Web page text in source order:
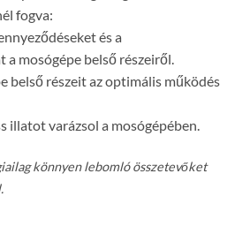
fogva:
és a
a mosógépe belső részeiről.
belső részeit az optimális működés
illatot varázsol a mosógépében.
könnyen lebomló összetevőket